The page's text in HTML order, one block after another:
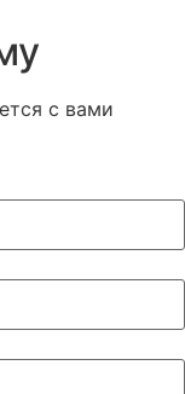
с вами